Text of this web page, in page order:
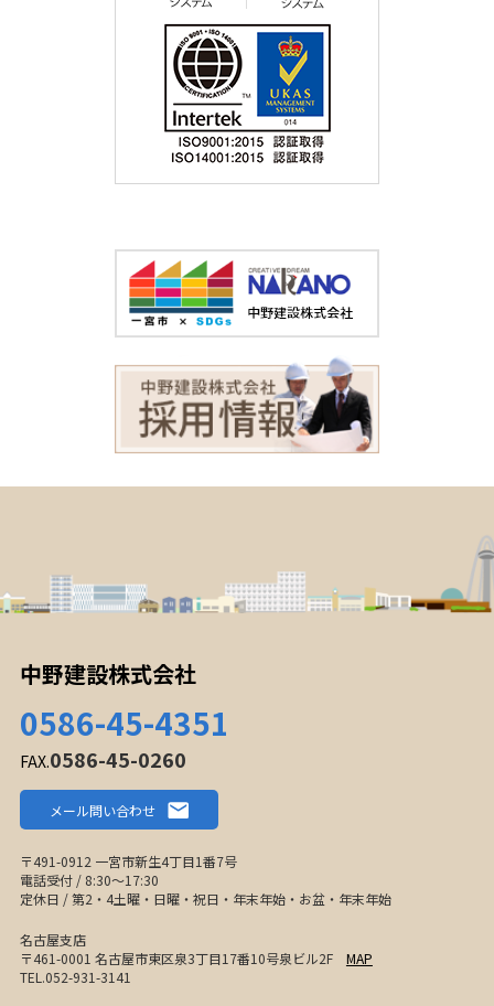
中野建設株式会社
0586-45-4351
FAX.0586-45-0260
メール問い合わせ
〒491-0912 一宮市新生4丁目1番7号
電話受付 / 8:30〜17:30
定休日 / 第2・4土曜・日曜・祝日・年末年始・お盆・年末年始
名古屋支店
〒461-0001 名古屋市東区泉3丁目17番10号泉ビル2F MAP
TEL.052-931-3141